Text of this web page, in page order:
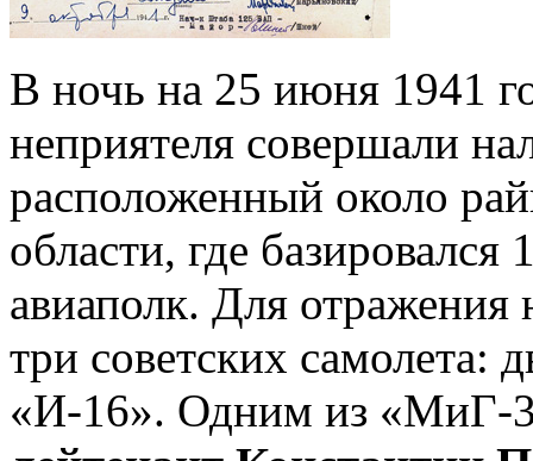
В ночь на 25 июня 1941
неприятеля совершали
расположенный около
области, где
авиаполк. Для отражения
три советских самолета:
«И-16». Одним из «МиГ-